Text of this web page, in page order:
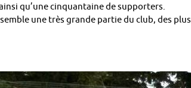
qu’une cinquantaine de supporters.
une très grande partie du club, des